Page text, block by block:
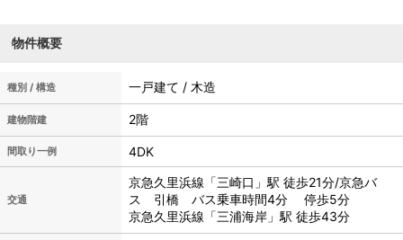
物件概要
種別 / 構造 一戸建て / 木造
建物階建 2階
間取り一例 4DK
交通
京急久里浜線「三崎口」駅 徒歩21分/京急バ
ス 引橋 バス乗車時間4分 停歩5分
京急久里浜線「三浦海岸」駅 徒歩43分